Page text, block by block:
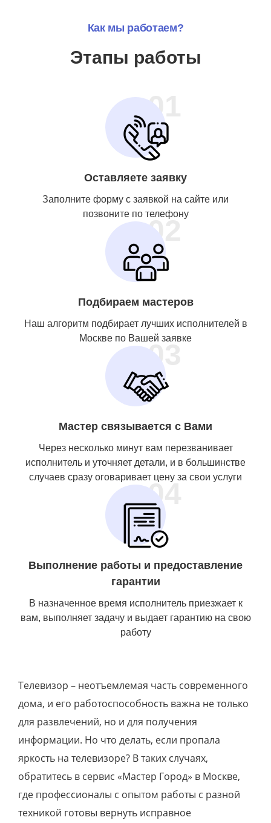
Как мы работаем?
Этапы работы
01
Оставляете заявку
Заполните форму с заявкой на сайте или
позвоните по телефону
02
Подбираем мастеров
Наш алгоритм подбирает лучших исполнителей в
Москве по Вашей заявке
03
Мастер связывается с Вами
Через несколько минут вам перезванивает
исполнитель и уточняет детали, и в большинстве
случаев сразу оговаривает цену за свои услуги
04
Выполнение работы и предоставление
гарантии
В назначенное время исполнитель приезжает к
вам, выполняет задачу и выдает гарантию на свою
работу
Телевизор – неотъемлемая часть современного
дома, и его работоспособность важна не только
для развлечений, но и для получения
информации. Но что делать, если пропала
яркость на телевизоре? В таких случаях,
обратитесь в сервис «Мастер Город» в Москве,
где профессионалы с опытом работы с разной
техникой готовы вернуть исправное